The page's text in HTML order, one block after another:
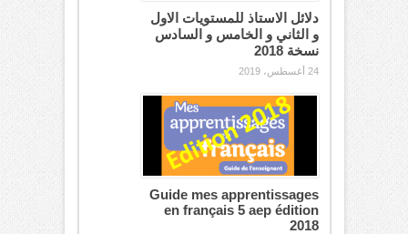
دلائل الاستاذ للمستويات الاول
و الثاني و الخامس و السادس
نسخة 2018
24 أغسطس، 2019
Guide mes apprentissages
en français 5 aep édition
2018